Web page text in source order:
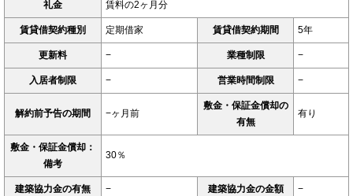
礼金 賃料の2ヶ月分
賃貸借契約種別 定期借家 賃貸借契約期間 5年
更新料 − 業種制限 −
入居者制限 − 営業時間制限 −
解約前予告の期間 −ヶ月前
敷金・保証金償却の
有無
有り
敷金・保証金償却：
備考
30％
建築協力金の有無 − 建築協力金の金額 −